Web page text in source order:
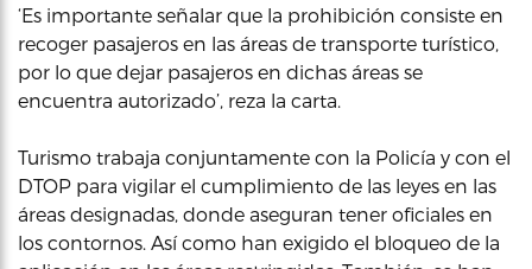
‘Es importante señalar que la prohibición consiste en
recoger pasajeros en las áreas de transporte turístico,
por lo que dejar pasajeros en dichas áreas se
encuentra autorizado’, reza la carta.
Turismo trabaja conjuntamente con la Policía y con el
DTOP para vigilar el cumplimiento de las leyes en las
áreas designadas, donde aseguran tener oficiales en
los contornos. Así como han exigido el bloqueo de la